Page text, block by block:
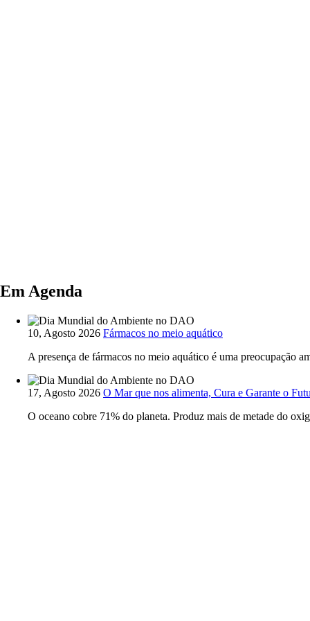
Em Agenda
Imagem
10, Agosto 2026 Fármacos no meio aquático
A presença de fármacos no meio aquático é uma preocupação
Imagem
17, Agosto 2026 O Mar que nos alimenta, Cura e Garante o
O oceano cobre 71% do planeta. Produz mais de metade do